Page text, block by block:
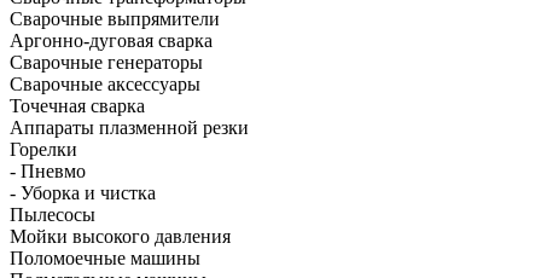
Сварочные выпрямители
Аргонно-дуговая сварка
Сварочные генераторы
Сварочные аксессуары
Точечная сварка
Аппараты плазменной резки
Горелки
- Пневмо
- Уборка и чистка
Пылесосы
Мойки высокого давления
Поломоечные машины